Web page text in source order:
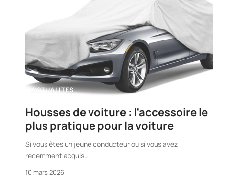
ACTUALITÉS
Housses de voiture : l’accessoire le
plus pratique pour la voiture
Si vous êtes un jeune conducteur ou si vous avez
récemment acquis…
10 mars 2026